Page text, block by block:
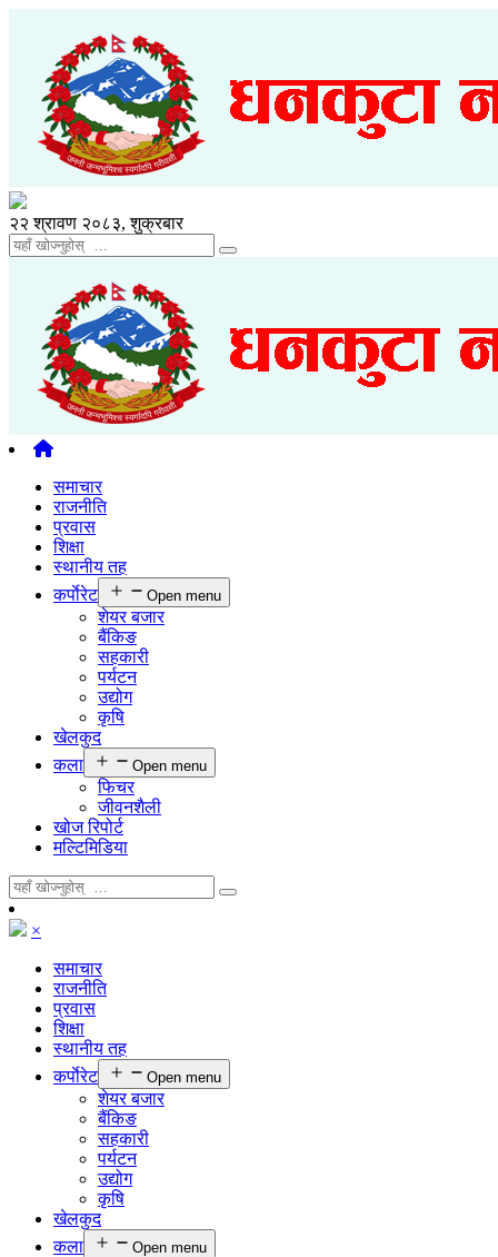
२२ श्रावण २०८३, शुक्रबार
समाचार
राजनीति
प्रवास
शिक्षा
स्थानीय तह
कर्पाेरेट
Open menu
शेयर बजार
बैंकिङ
सहकारी
पर्यटन
उद्योग
कृषि
खेलकुद
कला
Open menu
फिचर
जीवनशैली
खोज रिपोर्ट
मल्टिमिडिया
×
समाचार
राजनीति
प्रवास
शिक्षा
स्थानीय तह
कर्पाेरेट
Open menu
शेयर बजार
बैंकिङ
सहकारी
पर्यटन
उद्योग
कृषि
खेलकुद
कला
Open menu